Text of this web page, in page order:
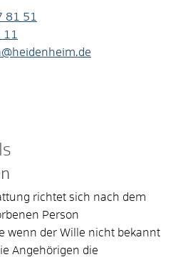
81
51
11
richtet sich nach dem
Person
wenn der Wille nicht bekannt
Angehörigen die